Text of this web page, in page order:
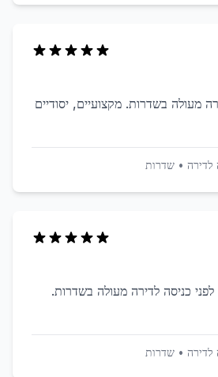
מעולה בשדרות. מקצועיים, יסודיים
לדירה • שדרות
לפני כניסה לדירה מעולה בשדרות.
לדירה • שדרות